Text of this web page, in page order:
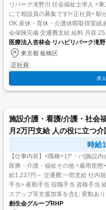
リパーク滝野川 社会福祉士求人 <東京都/北区>残業少なめ 介護老人保健施設
にて相談員の募集です!<正社員> 駅から徒歩10分以内 住宅手当・補助 未経験
OK 産休・育休・介護休暇取得実績
医療法人杏林会 リハビリパーク滝野
東京都 板橋区
正社員
求
施設介護・看護/介護・社会
月2万円支給 人の役に立つ
時給
【仕事内容】<職種> [ア・パ]施設
医療・介護・福祉その他 <雇用形態> アルバイト・パート <給与> [ア・パ]時
給1,237円～ 交通費:一部支給 社内規定あり 経験・資格により変動あり <諸
手当> 夜勤手当 役職手当 資格手当 経験者給
創生会グループRHP